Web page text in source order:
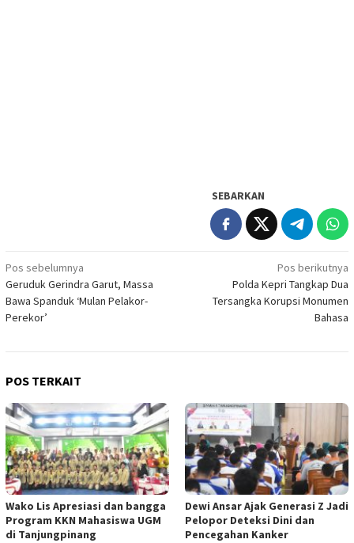
SEBARKAN
Navigasi
pos
Pos sebelumnya
Geruduk Gerindra Garut, Massa
Bawa Spanduk ‘Mulan Pelakor-
Perekor’
Pos berikutnya
Polda Kepri Tangkap Dua
Tersangka Korupsi Monumen
Bahasa
POS TERKAIT
Wako Lis Apresiasi dan bangga
Program KKN Mahasiswa UGM
di Tanjungpinang
Dewi Ansar Ajak Generasi Z Jadi
Pelopor Deteksi Dini dan
Pencegahan Kanker